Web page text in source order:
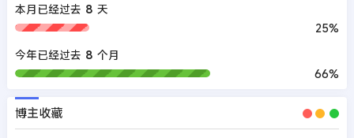
本月已经过去 8 天
25%
今年已经过去 8 个月
66%
博主收藏